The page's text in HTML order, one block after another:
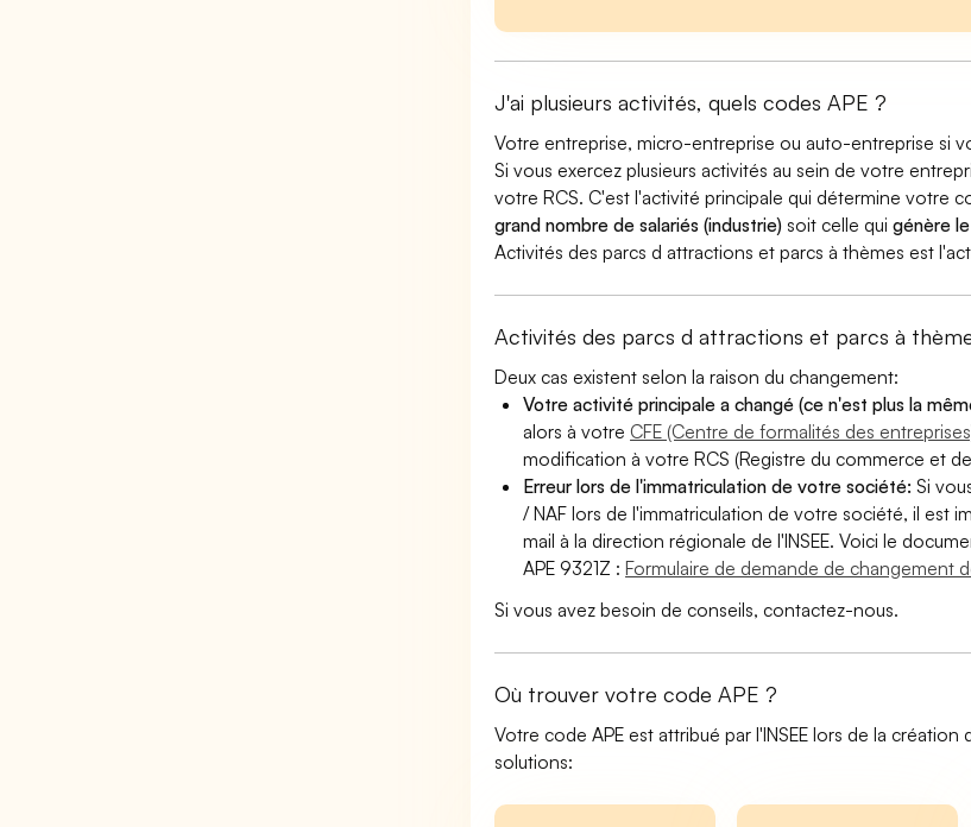
J'ai plusieurs activités, quels codes APE ?
Votre entreprise, micro-entreprise ou auto-entreprise si
Si vous exercez plusieurs activités au sein de votre
votre RCS. C'est l'activité principale qui détermine votre
grand nombre de salariés (industrie) soit celle quigénère
Activités des parcs d attractions et parcs à thèmes est
Activités des parcs d attractions et parcs à
Deux cas existent selon la raison du changement:
Votre activité principale a changé (ce n'est plus la
alors à votre CFE (Centre de formalités des
modification à votre RCS (Registre du commerce et
Erreur lors de l'immatriculation de votre société:Si
/ NAF lors de l'immatriculation de votre société, il est
mail à la direction régionale de l'INSEE. Voici le
APE 9321Z :Formulaire de demande de changement
Si vous avez besoin de conseils, contactez-nous.
Où trouver votre code APE ?
Votre code APE est attribué par l'INSEE lors de la
solutions: